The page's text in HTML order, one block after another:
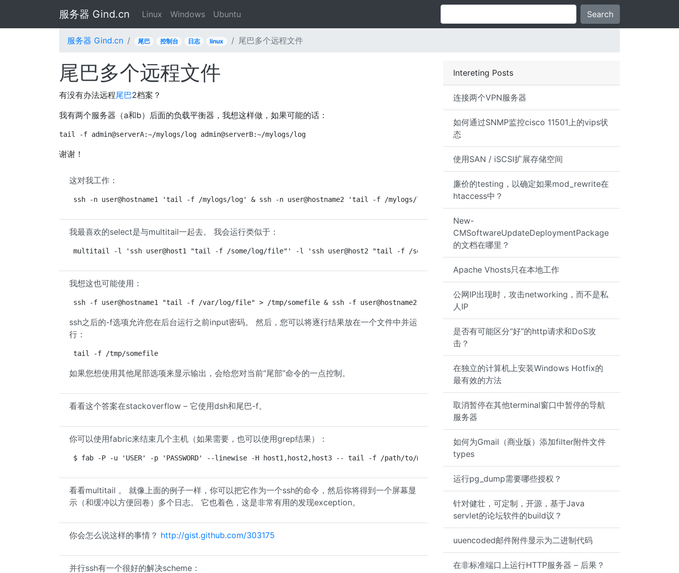
服务器 Gind.cn Linux Windows Ubuntu Search
服务器 Gind.cn 尾巴 控制台 日志 linux 尾巴多个远程文件
Intereting Posts
连接两个VPN服务器
如何通过SNMP监控cisco 11501上的vips状
态
使用SAN / iSCSI扩展存储空间
廉价的testing，以确定如果mod_rewrite在
htaccess中？
New-
CMSoftwareUpdateDeploymentPackage
的文档在哪里？
Apache Vhosts只在本地工作
公网IP出现时，攻击networking，而不是私
人IP
是否有可能区分“好”的http请求和DoS攻
击？
在独立的计算机上安装Windows Hotfix的
最有效的方法
取消暂停在其他terminal窗口中暂停的导航
服务器
如何为Gmail（商业版）添加filter附件文件
types
运行pg_dump需要哪些授权？
针对健壮，可定制，开源，基于Java
servlet的论坛软件的build议？
uuencoded邮件附件显示为二进制代码
在非标准端口上运行HTTP服务器 – 后果？
尾巴多个远程文件
有没有办法远程尾巴2档案？
我有两个服务器（a和b）后面的负载平衡器，我想这样做，如果可能的话：
tail -f admin@serverA:~/mylogs/log admin@serverB:~/mylogs/log
谢谢！
这对我工作：
ssh -n user@hostname1 'tail -f /mylogs/log' & ssh -n user@hostname2 'tail -f /mylogs/log' &
我最喜欢的select是与multitail一起去。 我会运行类似于：
multitail -l 'ssh user@host1 "tail -f /some/log/file"' -l 'ssh user@host2 "tail -f /some/log/file"'
我想这也可能使用：
ssh -f user@hostname1 "tail -f /var/log/file" > /tmp/somefile & ssh -f user@hostname2 "tail -f /var/log/file" > /tmp/somefile &
ssh之后的-f选项允许您在后台运行之前input密码。 然后，您可以将逐行结果放在一个文件中并运
行：
tail -f /tmp/somefile
如果您想使用其他尾部选项来显示输出，会给您对当前“尾部”命令的一点控制。
看看这个答案在stackoverflow – 它使用dsh和尾巴-f。
你可以使用fabric来结束几个主机（如果需要，也可以使用grep结果）：
$ fab -P -u 'USER' -p 'PASSWORD' --linewise -H host1,host2,host3 -- tail -f /path/to/my/log.log | grep ERROR
看看multitail 。 就像上面的例子一样，你可以把它作为一个ssh的命令，然后你将得到一个屏幕显
示（和缓冲以方便回卷）多个日志。 它也着色，这是非常有用的发现exception。
你会怎么说这样的事情？ http://gist.github.com/303175
并行ssh有一个很好的解决scheme：